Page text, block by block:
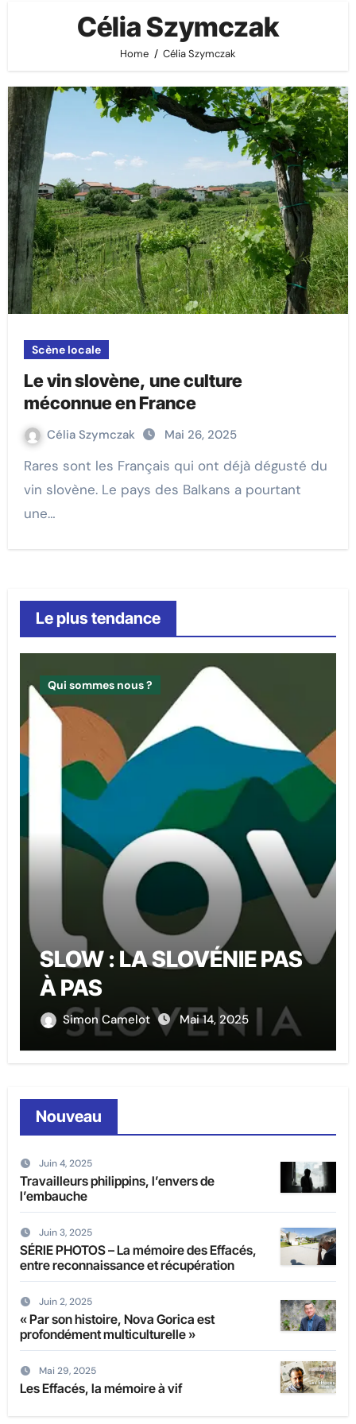
Célia Szymczak
Home Célia Szymczak
Scène locale
Le vin slovène, une culture
méconnue en France
Célia Szymczak Mai 26, 2025
Rares sont les Français qui ont déjà dégusté du
vin slovène. Le pays des Balkans a pourtant
une…
Le plus tendance
Qui sommes nous ?
SLOW : LA SLOVÉNIE PAS
À PAS
Simon Camelot Mai 14, 2025
Nouveau
Juin 4, 2025
Travailleurs philippins, l’envers de
l’embauche
Juin 3, 2025
SÉRIE PHOTOS – La mémoire des Effacés,
entre reconnaissance et récupération
Juin 2, 2025
« Par son histoire, Nova Gorica est
profondément multiculturelle »
Mai 29, 2025
Les Effacés, la mémoire à vif